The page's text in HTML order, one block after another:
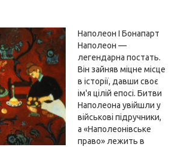
Наполеон I Бонапарт
Наполеон —
легендарна постать.
Він зайняв міцне місце
в історії, давши своє
ім'я цілій епосі. Битви
Наполеона увійшли у
військові підручники,
а «Наполеонівське
право» лежить в